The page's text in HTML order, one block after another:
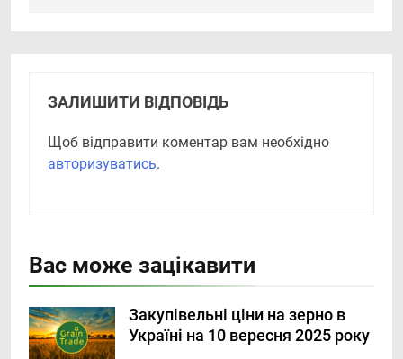
ЗАЛИШИТИ ВІДПОВІДЬ
Щоб відправити коментар вам необхідно
авторизуватись.
Вас може зацікавити
Закупівельні ціни на зерно в
Україні на 10 вересня 2025 року